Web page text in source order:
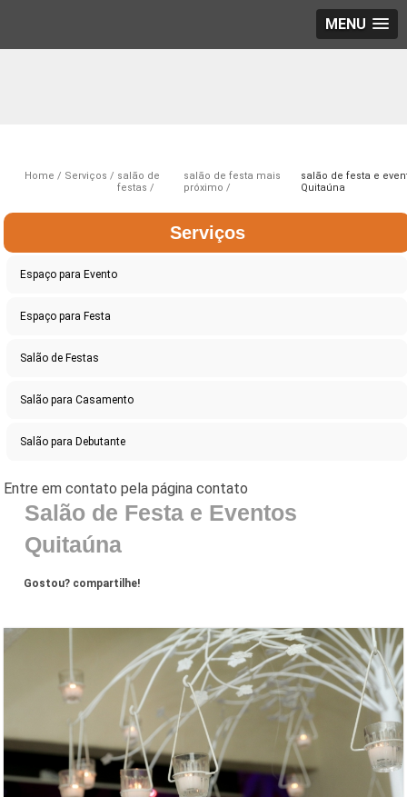
MENU
Home Serviços
salão de
festas
salão de festa mais
próximo
salão de festa e
Quitaúna
Serviços
Espaço para Evento
Espaço para Festa
Salão de Festas
Salão para Casamento
Salão para Debutante
Salão de Festa e Eventos
Quitaúna
Gostou? compartilhe!